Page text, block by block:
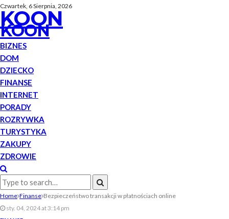
Czwartek, 6 Sierpnia, 2026
KOON
KOON
BIZNES
DOM
DZIECKO
FINANSE
INTERNET
PORADY
ROZRYWKA
TURYSTYKA
ZAKUPY
ZDROWIE
Home Finanse Bezpieczeństwo transakcji w płatnościach online
sty. 04, 2024 at 3:14 pm